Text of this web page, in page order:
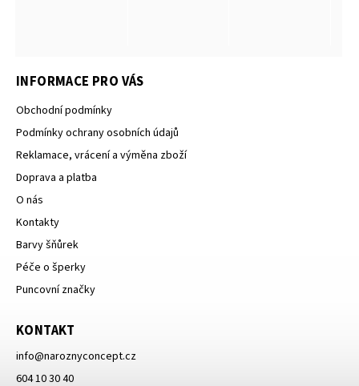
INFORMACE PRO VÁS
Obchodní podmínky
Podmínky ochrany osobních údajů
Reklamace, vrácení a výměna zboží
Doprava a platba
O nás
Kontakty
Barvy šňůrek
Péče o šperky
Puncovní značky
KONTAKT
info@naroznyconcept.cz
604 10 30 40